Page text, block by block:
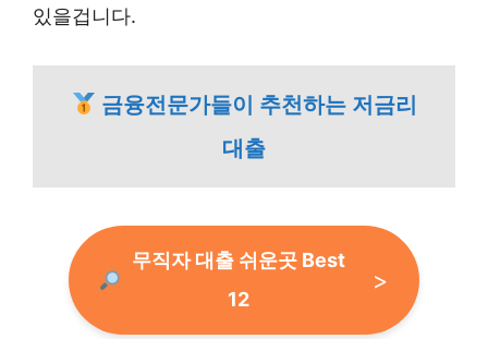
있을겁니다.
금융전문가들이 추천하는 저금리
대출
무직자 대출 쉬운곳 Best
12